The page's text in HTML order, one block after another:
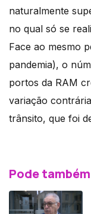
naturalmente
no qual só se
Face ao mesmo
pandemia), o
portos da RAM
variação
trânsito, que foi
Pode